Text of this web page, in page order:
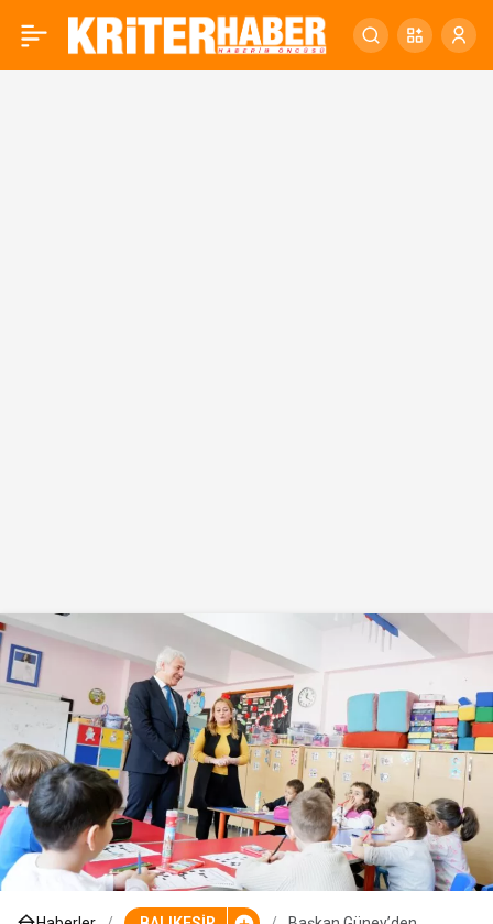
Başkan Güney’den 0